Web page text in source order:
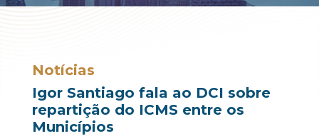
Notícias
Igor Santiago fala ao DCI sobre
repartição do ICMS entre os
Municípios